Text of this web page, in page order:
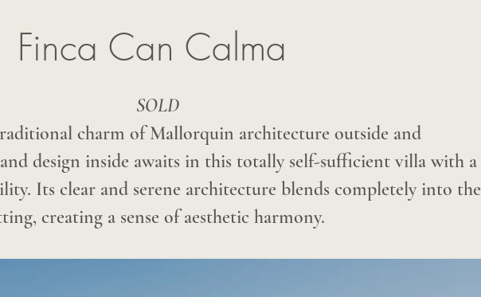
Finca Can Calma
SOLD
charm of Mallorquin architecture outside and
design inside awaits in this totally self-sufficient villa with a
Its clear and serene architecture blends completely into the
creating a sense of aesthetic harmony.